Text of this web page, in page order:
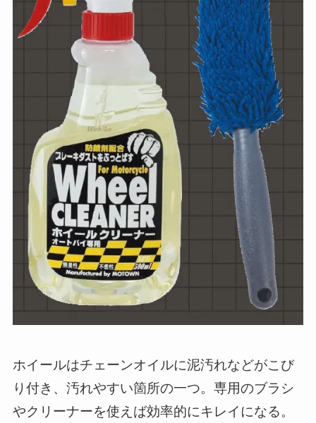
ホイールはチェーンオイルに泥汚れなどがこび
り付き、汚れやすい箇所の一つ。専用のブラシ
やクリーナーを使えば効率的にキレイになる。